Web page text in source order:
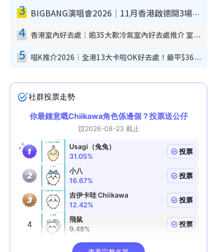
3 BIGBANG演唱會2026｜11月香港啟德開3場！實名制VIP申請、優先購票攻略
4 香港室內好去處｜逾35大歎冷氣室內好去處推介 室內活動免費避雨無懼落雨
5 唱K推介2026︱全港13大卡啦OK好去處！最平$36起 日文K都有！(附地址+收費詳情)